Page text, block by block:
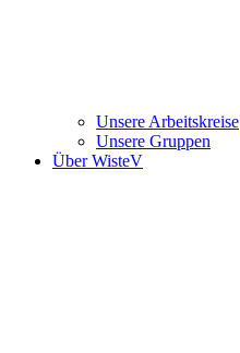
Unsere Arbeitskreise
Unsere Gruppen
Über WisteV